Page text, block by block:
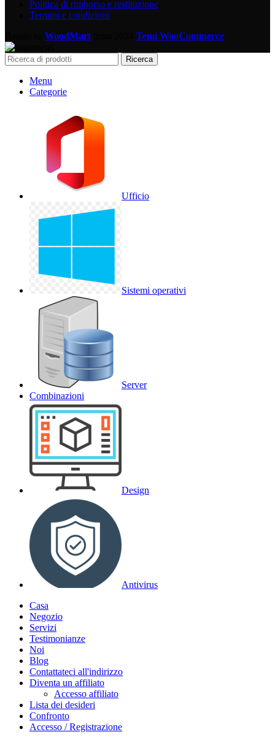
Politica di rimborso e restituzione
Termini e condizioni
WoodMart Temi WooCommerce
Ricerca
Menu
Categorie
Ufficio
Sistemi operativi
Server
Combinazioni
Design
Antivirus
Casa
Negozio
Servizi
Testimonianze
Noi
Blog
Contattateci all'indirizzo
Diventa un affiliato
Accesso affiliato
Lista dei desideri
Confronto
Accesso / Registrazione